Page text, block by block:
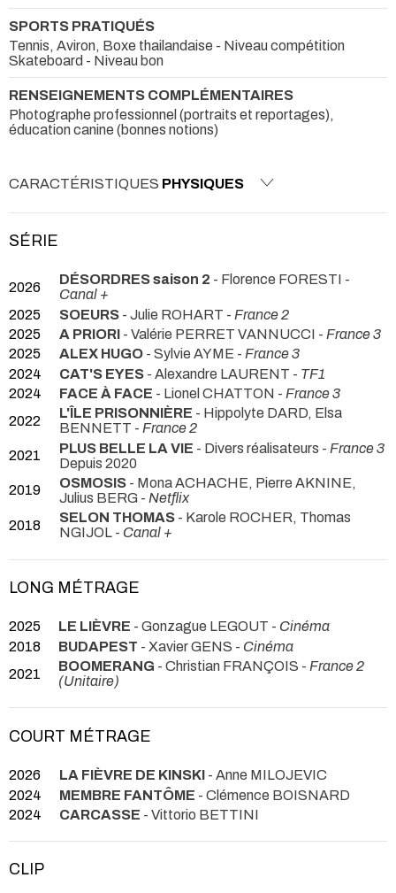
SPORTS PRATIQUÉS
Tennis, Aviron, Boxe thailandaise - Niveau compétition
Skateboard - Niveau bon
RENSEIGNEMENTS COMPLÉMENTAIRES
Photographe professionnel (portraits et reportages),
éducation canine (bonnes notions)
CARACTÉRISTIQUES PHYSIQUES
SÉRIE
2026 DÉSORDRES saison 2 - Florence FORESTI -
Canal +
2025
SOEURS - Julie ROHART - France 2
2025
A PRIORI - Valérie PERRET VANNUCCI - France 3
2025
ALEX HUGO - Sylvie AYME - France 3
2024
CAT'S EYES - Alexandre LAURENT - TF1
2024
FACE À FACE - Lionel CHATTON - France 3
2022
L'ÎLE PRISONNIÈRE - Hippolyte DARD, Elsa
BENNETT - France 2
2021
PLUS BELLE LA VIE - Divers réalisateurs - France 3
Depuis 2020
2019
OSMOSIS - Mona ACHACHE, Pierre AKNINE,
Julius BERG - Netflix
2018
SELON THOMAS - Karole ROCHER, Thomas
NGIJOL - Canal +
LONG MÉTRAGE
2025 LE LIÈVRE - Gonzague LEGOUT - Cinéma
2018
BUDAPEST - Xavier GENS - Cinéma
2021
BOOMERANG - Christian FRANÇOIS - France 2
(Unitaire)
COURT MÉTRAGE
2026 LA FIÈVRE DE KINSKI - Anne MILOJEVIC
2024
MEMBRE FANTÔME - Clémence BOISNARD
2024
CARCASSE - Vittorio BETTINI
CLIP